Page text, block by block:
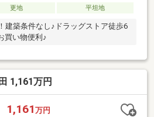
更地 平坦地
建築条件なし♪ドラッグストア徒歩6
買い物便利♪
1,161万円
1,161 万円